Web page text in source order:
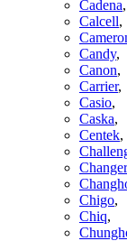
Cadena,
Calcell,
Candy,
Canon,
Carrier,
Casio,
Caska,
Centek,
Chigo,
Chiq,